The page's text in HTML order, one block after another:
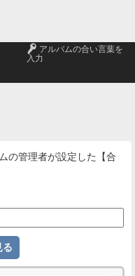
🔑 アルバムの合い言葉を
入力
の管理者が設定した【合